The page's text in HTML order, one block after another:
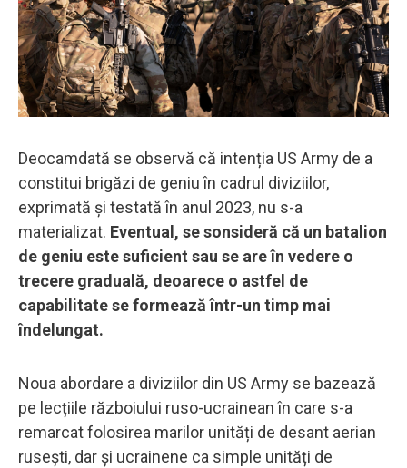
Deocamdată se observă că intenția US Army de a
constitui brigăzi de geniu în cadrul diviziilor,
exprimată și testată în anul 2023, nu s-a
materializat. Eventual, se sonsideră că un batalion
de geniu este suficient sau se are în vedere o
trecere graduală, deoarece o astfel de
capabilitate se formează într-un timp mai
îndelungat.
Noua abordare a diviziilor din US Army se bazează
pe lecțiile războiului ruso-ucrainean în care s-a
remarcat folosirea marilor unități de desant aerian
rusești, dar și ucrainene ca simple unități de